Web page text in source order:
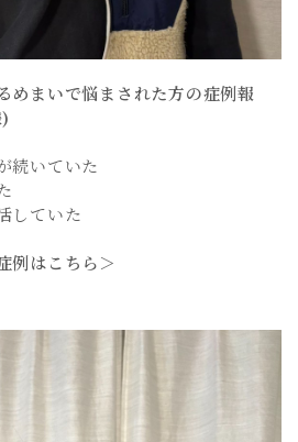
めまいで悩まされた方の症例報
続いていた
していた
例はこちら＞